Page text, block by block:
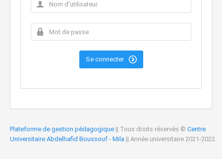
Se connecter
Plateforme de gestion pédagogique || Tous droits réservés © Centre
Universitaire Abdelhafid Boussouf - Mila || Année universitaire 2021-2022